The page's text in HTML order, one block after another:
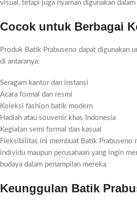
visual, tetapi juga nyaman digunakan
Cocok untuk Berbagai
Produk Batik Prabuseno dapat digunakan
di antaranya:
Seragam kantor dan instansi
Acara formal dan resmi
Koleksi fashion batik modern
Hadiah atau souvenir khas Indonesia
Kegiatan semi formal dan kasual
Fleksibilitas ini membuat Batik Prabuseno
individu maupun perusahaan yang ingin
budaya dalam penampilan mereka.
Keunggulan Batik